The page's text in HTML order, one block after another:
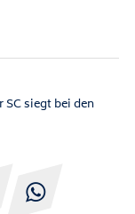
siegt bei den
